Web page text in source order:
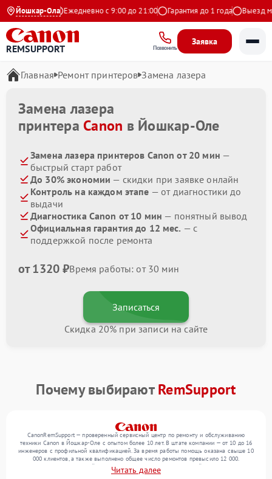
Йошкар-Ола
на Яндекс Ежедневно с 9:00 до 21:00 Гарантия до 1 года Выезд
REMSUPPORT Позвонить
Заявка
Главная Ремонт принтеров Замена лазера
Замена лазера
принтера Canon в Йошкар-Оле
Замена лазера принтеров Canon от 20 мин —
быстрый старт работ
До 30% экономии — скидки при заявке онлайн
Контроль на каждом этапе — от диагностики до
выдачи
Диагностика Canon от 10 мин — понятный вывод
Официальная гарантия до 12 мес. — с
поддержкой после ремонта
от 1320 ₽Время работы: от 30 мин
Записаться
Скидка 20% при записи на сайте
Почему выбираютRemSupport
CanonRemSupport — проверенный сервисный центр по ремонту и обслуживанию
техники Canon в Йошкар-Оле с опытом более 10 лет. В штате компании — от 10 до 16
инженеров с профильной квалификацией. За время работы помощь оказана свыше 10
000 клиентов, а также выполнено общее число ремонтов превысило 12 000.
Ежемесячно в сервисный центр поступает более 300 обращений, включая , , . Мы
беремся за задачи любой сложности и обеспечиваем надежный результат благодаря
Читать далее